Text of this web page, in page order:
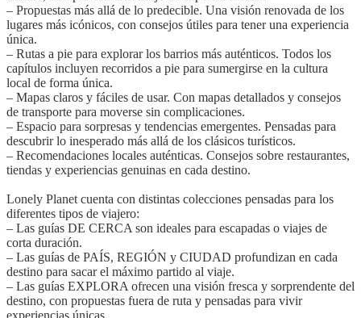
– Propuestas más allá de lo predecible. Una visión renovada de los
lugares más icónicos, con consejos útiles para tener una experiencia
única.
– Rutas a pie para explorar los barrios más auténticos. Todos los
capítulos incluyen recorridos a pie para sumergirse en la cultura
local de forma única.
– Mapas claros y fáciles de usar. Con mapas detallados y consejos
de transporte para moverse sin complicaciones.
– Espacio para sorpresas y tendencias emergentes. Pensadas para
descubrir lo inesperado más allá de los clásicos turísticos.
– Recomendaciones locales auténticas. Consejos sobre restaurantes,
tiendas y experiencias genuinas en cada destino.
Lonely Planet cuenta con distintas colecciones pensadas para los
diferentes tipos de viajero:
– Las guías DE CERCA son ideales para escapadas o viajes de
corta duración.
– Las guías de PAÍS, REGIÓN y CIUDAD profundizan en cada
destino para sacar el máximo partido al viaje.
– Las guías EXPLORA ofrecen una visión fresca y sorprendente del
destino, con propuestas fuera de ruta y pensadas para vivir
experiencias únicas.